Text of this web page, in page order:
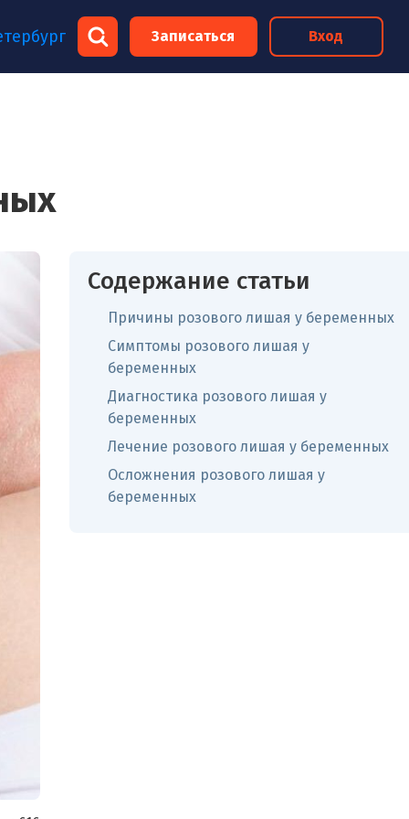
Записаться Вход
Содержание статьи
Причины розового лишая у беременных
Симптомы розового лишая у
беременных
Диагностика розового лишая у
беременных
Лечение розового лишая у беременных
Осложнения розового лишая у
беременных
×